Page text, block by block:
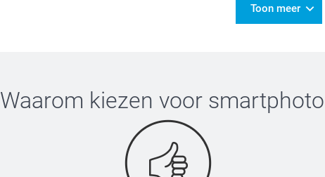
Toon meer
Waarom kiezen voor smartphoto